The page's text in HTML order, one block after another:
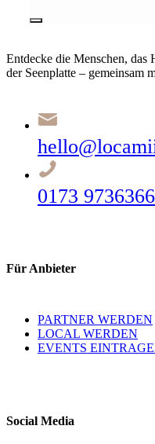
Entdecke die Menschen, das
der Seenplatte – gemeinsam
0173 9736366
Für Anbieter
PARTNER WERDEN
LOCAL WERDEN
EVENTS
Social Media